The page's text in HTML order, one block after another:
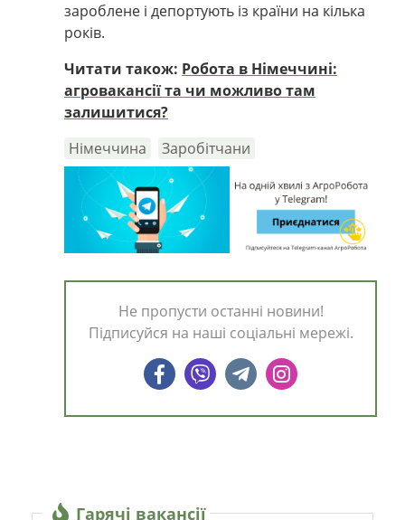
зароблене і депортують із країни на кілька
років.
Читати також: Робота в Німеччині:
агровакансії та чи можливо там
залишитися?
Німеччина
Заробітчани
Не пропусти останні новини!
Підписуйся на наші соціальні мережі.
Гарячі вакансії